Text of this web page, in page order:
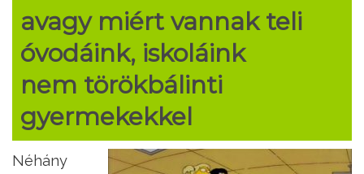
avagy miért vannak teli
óvodáink, iskoláink
nem törökbálinti
gyermekekkel
Néhány